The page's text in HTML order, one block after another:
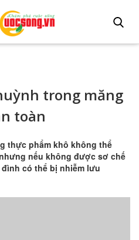
trong măng
toàn
thực phẩm khô không thể
nếu không được sơ chế
có thể bị nhiễm lưu